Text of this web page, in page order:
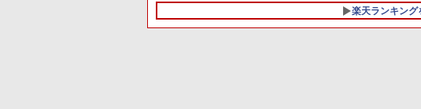
リ:4GB/8GB/SSD:128GB/256GB/512GB/1TB/13.3
型/フル
CoreM3-8100Y/ 8GB/ 爆
速NVMe 128GB-SSD/ カ
SSD256GB メ
Core i5
楽天ランキング